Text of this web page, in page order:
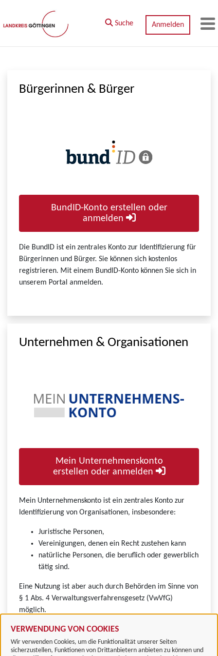
Zum Hauptinhalt springen
VERWENDUNG VON COOKIES
Wir verwenden Cookies, um die Funktionalität unserer Seiten
sicherzustellen, Funktionen von Drittanbietern anbieten zu können und
Suche Anmelden
Bürgerinnen & Bürger
BundID-Konto erstellen oder
anmelden
Die BundID ist ein zentrales Konto zur Identifizierung für
Bürgerinnen und Bürger. Sie können sich kostenlos
registrieren. Mit einem BundID-Konto können Sie sich in
unserem Portal anmelden.
Unternehmen & Organisationen
Mein Unternehmenskonto
erstellen oder anmelden
Mein Unternehmenskonto ist ein zentrales Konto zur
Identifizierung von Organisationen, insbesondere:
Juristische Personen,
Vereinigungen, denen ein Recht zustehen kann
natürliche Personen, die beruflich oder gewerblich
tätig sind.
Eine Nutzung ist aber auch durch Behörden im Sinne von
§ 1 Abs. 4 Verwaltungsverfahrensgesetz (VwVfG)
möglich.